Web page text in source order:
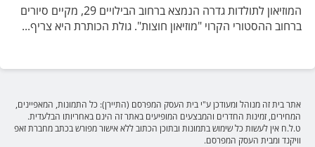
המוזיאון לתולדות גדרה הנמצא ברחוב הבילויים 29, מקיים סיורים
ברחוב ההסטורי הקרוי "מוזיאון חוצות". גולת הכותרת היא צריף...
אתר בית זה מנוהל ומעודכן ע"י בית העסק המפרסם (התיירן): כל התמונות, המאפיינים,
המחירים, זמינות החדרים והמבצעים המופיעים באתר זה הינם באחריותו הבלעדית.
ט.ל.ח אין לעשות כל שימוש בתמונות ובתוכן הכתוב ללא אישור מפורש בכתב מחברת זאפ
וויקנד ומבית העסק המפרסם.